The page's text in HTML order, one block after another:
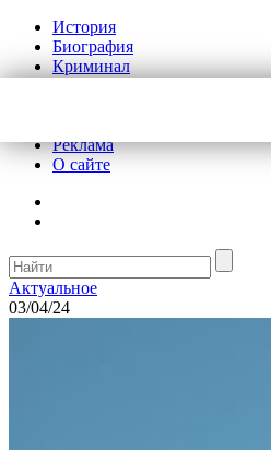
История
Биография
Криминал
Реклама
О сайте
Актуальное
03/04/24